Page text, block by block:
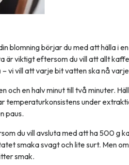
blomning börjar du med att hälla i
är viktigt eftersom du vill att allt
vi vill att varje bit vatten ska nå
och en halv minut till två minuter.
temperaturkonsistens under
paus.
du vill avsluta med att ha 500 g
smaka svagt och lite surt. Men
smak.